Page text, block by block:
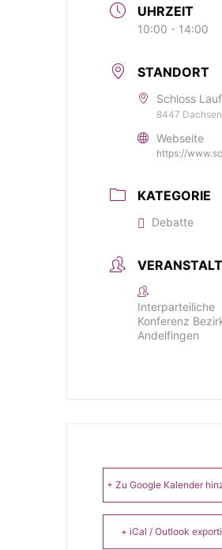
UHRZEIT
10:00 - 14:00
STANDORT
Schloss
8447 Dachsen
Webseite
https://
KATEGORIE
Debatte
Interparteiliche
Konferenz
Andelfingen
+ Zu Google Kalender
+ iCal / Outlook